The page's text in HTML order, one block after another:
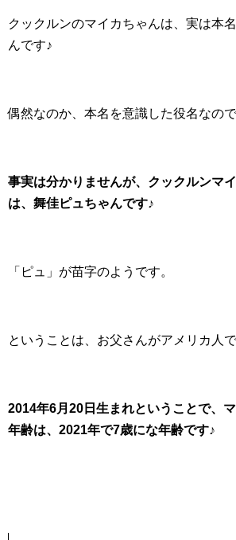
クックルンのマイカちゃんは、実は本
んです♪
偶然なのか、本名を意識した役名なの
事実は分かりませんが、クックルンマ
は、舞佳ピュちゃんです♪
「ピュ」が苗字のようです。
ということは、お父さんがアメリカ人
2014年6月20日生まれということで、
年齢は、2021年で7歳にな年齢です♪